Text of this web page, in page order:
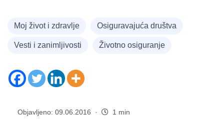
Moj život i zdravlje Osiguravajuća društva
Vesti i zanimljivosti Životno osiguranje
Objavljeno: 09.06.2016 · 1 min